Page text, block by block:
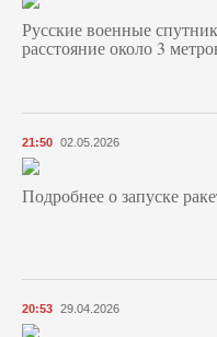
Русские военные
расстояние около 3
21:50 02.05.2026
Подробнее о запуске
20:53 29.04.2026